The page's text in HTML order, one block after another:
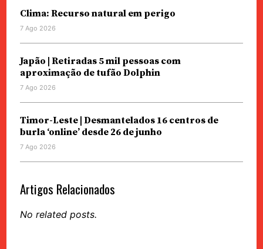
Clima: Recurso natural em perigo
7 Ago 2026
Japão | Retiradas 5 mil pessoas com
aproximação de tufão Dolphin
7 Ago 2026
Timor-Leste | Desmantelados 16 centros de
burla ‘online’ desde 26 de junho
7 Ago 2026
Artigos Relacionados
No related posts.